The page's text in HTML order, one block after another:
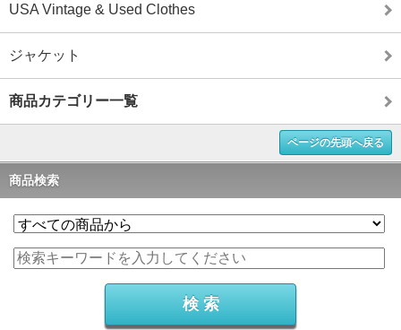
USA Vintage & Used Clothes
ジャケット
商品カテゴリー一覧
ページの先頭へ戻る
商品検索